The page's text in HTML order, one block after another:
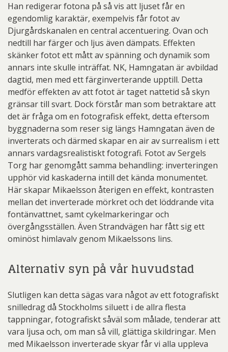
Han redigerar fotona på så vis att ljuset får en
egendomlig karaktär, exempelvis får fotot av
Djurgårdskanalen en central accentuering. Ovan och
nedtill har färger och ljus även dämpats. Effekten
skänker fotot ett mått av spänning och dynamik som
annars inte skulle inträffat. NK, Hamngatan är avbildad
dagtid, men med ett färginverterande upptill. Detta
medför effekten av att fotot är taget nattetid så skyn
gränsar till svart. Dock förstår man som betraktare att
det är fråga om en fotografisk effekt, detta eftersom
byggnaderna som reser sig längs Hamngatan även de
inverterats och därmed skapar en air av surrealism i ett
annars vardagsrealistiskt fotografi. Fotot av Sergels
Torg har genomgått samma behandling: inverteringen
upphör vid kaskaderna intill det kända monumentet.
Här skapar Mikaelsson återigen en effekt, kontrasten
mellan det inverterade mörkret och det löddrande vita
fontänvattnet, samt cykelmarkeringar och
övergångsställen. Även Strandvägen har fått sig ett
ominöst himlavalv genom Mikaelssons lins.
Alternativ syn på vår huvudstad
Slutligen kan detta sägas vara något av ett fotografiskt
snilledrag då Stockholms siluett i de allra flesta
tappningar, fotografiskt såväl som målade, tenderar att
vara ljusa och, om man så vill, glättiga skildringar. Men
med Mikaelsson inverterade skyar får vi alla uppleva